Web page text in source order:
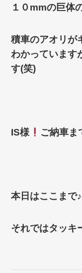
１０mmの巨体
積車のアオリが
わかっています
す(笑)
IS様 ご納車ま
本日はここまで♪
それではタッキ